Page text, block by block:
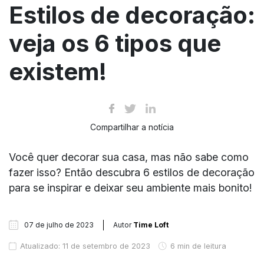
Estilos de decoração:
veja os 6 tipos que
existem!
Compartilhar a notícia
Você quer decorar sua casa, mas não sabe como
fazer isso? Então descubra 6 estilos de decoração
para se inspirar e deixar seu ambiente mais bonito!
07 de julho de 2023 Autor Time Loft
Atualizado: 11 de setembro de 2023 6 min de leitura